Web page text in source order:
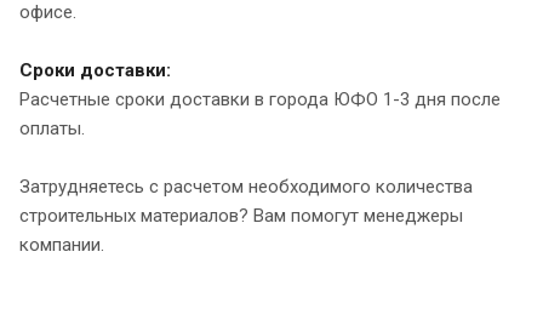
офисе.
Сроки доставки:
Расчетные сроки доставки в города ЮФО 1-3 дня после
оплаты.
Затрудняетесь с расчетом необходимого количества
строительных материалов? Вам помогут менеджеры
компании.